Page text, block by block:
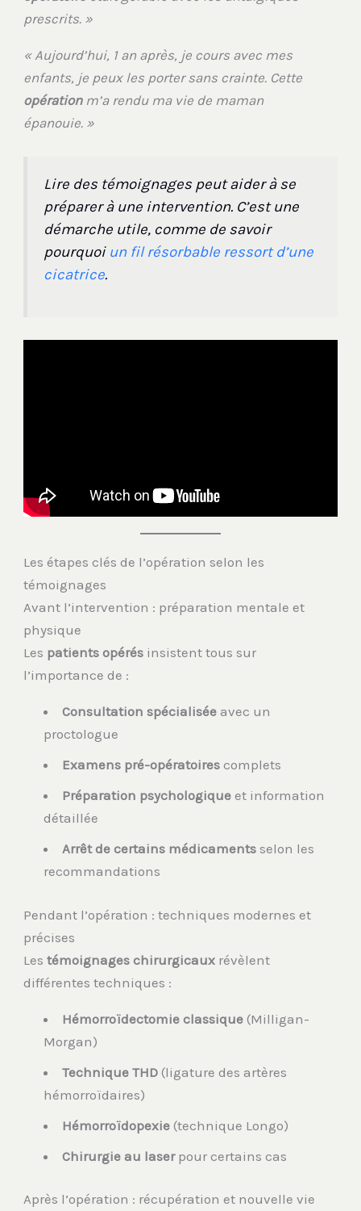
prescrits. »
« Aujourd’hui, 1 an après, je cours avec mes
enfants, je peux les porter sans crainte. Cette
opérationm’a rendu ma vie de maman
épanouie. »
Lire des témoignages peut aider à se
préparer à une intervention. C’est une
démarche utile, comme de savoir
pourquoi un fil résorbable ressort d’une
cicatrice.
Les étapes clés de l’opération selon les
témoignages
Avant l’intervention : préparation mentale et
physique
Les patients opérés insistent tous sur
l’importance de :
Consultation spécialisée avec un
proctologue
Examens pré-opératoires complets
Préparation psychologique et information
détaillée
Arrêt de certains médicaments selon les
recommandations
Pendant l’opération : techniques modernes et
précises
Lestémoignages chirurgicaux révèlent
différentes techniques :
Hémorroïdectomie classique (Milligan-
Morgan)
Technique THD (ligature des artères
hémorroïdaires)
Hémorroïdopexie (technique Longo)
Chirurgie au laserpour certains cas
Après l’opération : récupération et nouvelle vie